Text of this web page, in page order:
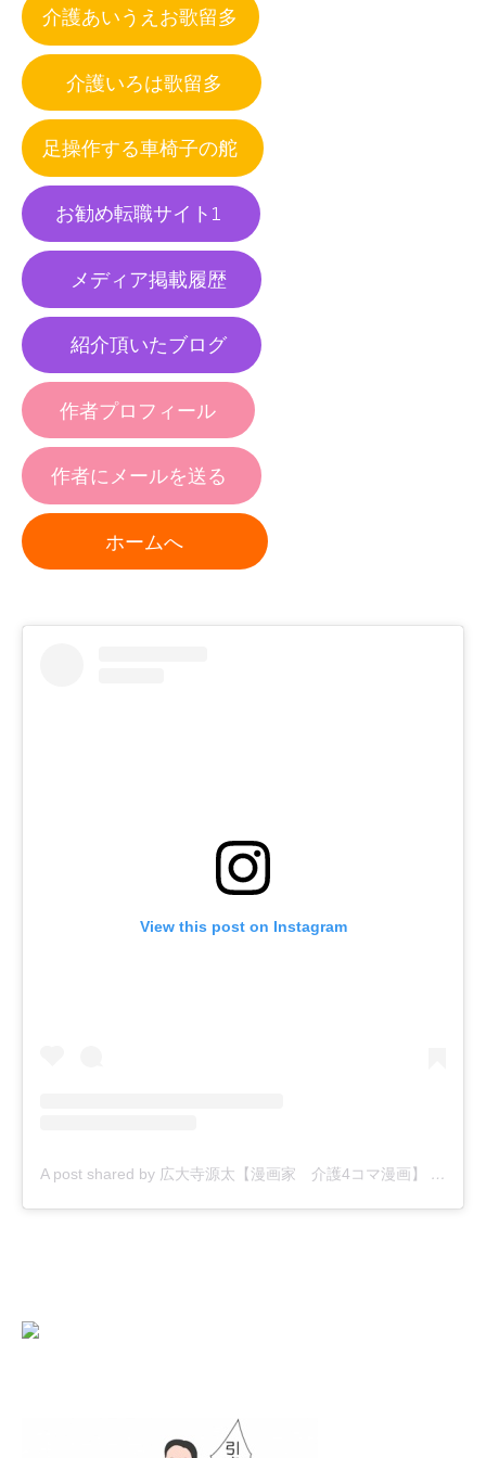
介護あいうえお歌留多
介護いろは歌留多
足操作する車椅子の舵
お勧め転職サイト1
メディア掲載履歴
紹介頂いたブログ
作者プロフィール
作者にメールを送る
ホームへ
View this post on Instagram
A post shared by 広大寺源太【漫画家 介護4コマ漫画】 (@kodaiji_genta)